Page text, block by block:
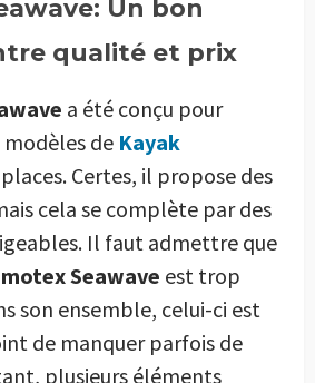
Un bon
qualité et prix
a été conçu pour
modèles de Kayak
Certes, il propose des
cela se complète par des
Il faut admettre que
Seawave est trop
son ensemble, celui-ci est
de manquer parfois de
plusieurs éléments